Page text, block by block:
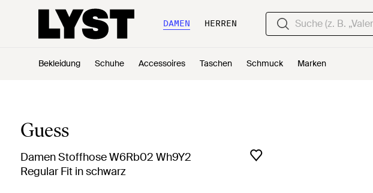
DAMEN HERREN
Bekleidung Schuhe Accessoires Taschen Schmuck Marken
Guess
Damen Stoffhose W6Rb02 Wh9Y2
Regular Fit in schwarz